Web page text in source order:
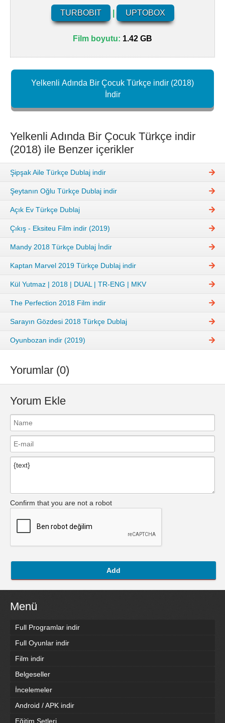
TURBOBIT UPTOBOX
Film boyutu: 1.42 GB
Yelkenli Adında Bir Çocuk Türkçe indir (2018)
İndir
Yelkenli Adında Bir Çocuk Türkçe indir
(2018) ile Benzer içerikler
Şipşak Aile Türkçe Dublaj indir
Şeytanın Oğlu Türkçe Dublaj indir
Açık Ev Türkçe Dublaj
Çıkış - Eksiteu Film indir (2019)
Mandy 2018 Türkçe Dublaj İndir
Kaptan Marvel 2019 Türkçe Dublaj indir
Kül Yutmaz | 2018 | DUAL | TR-ENG | MKV
The Perfection 2018 Film indir
Sarayın Gözdesi 2018 Türkçe Dublaj
Oyunbozan indir (2019)
Yorumlar (0)
Yorum Ekle
Confirm that you are not a robot
Add
Menü
Full Programlar indir
Full Oyunlar indir
Film indir
Belgeseller
İncelemeler
Android / APK indir
Eğitim Setleri